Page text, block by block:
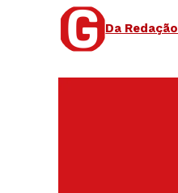
Da Redação